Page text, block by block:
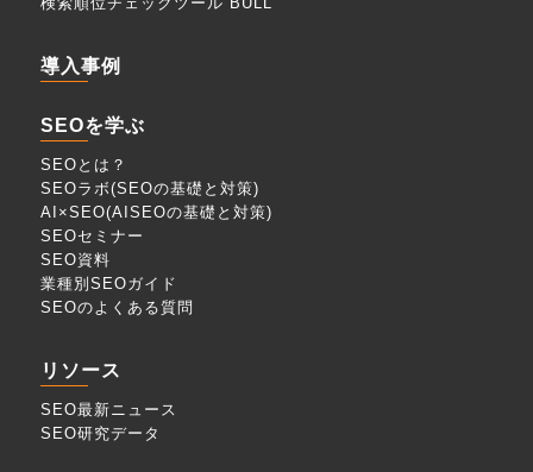
導入事例
SEOを学ぶ
SEOとは？
SEOラボ(SEOの基礎と対策)
AI×SEO(AISEOの基礎と対策)
SEOセミナー
SEO資料
業種別SEOガイド
SEOのよくある質問
リソース
SEO最新ニュース
SEO研究データ